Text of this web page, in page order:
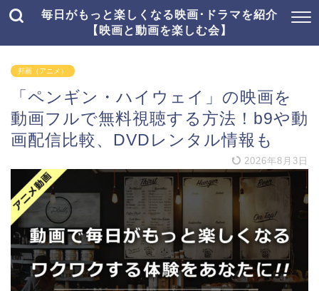
毎日がもっと楽しくなる映画･ドラマを紹介
【映画と動画を楽しむ会】
邦画（アニメ）
「ペンギン・ハイウェイ」の映画を
動画フルで無料視聴する方法！b9や動
画配信比較、DVDレンタル情報も
2026年8月3日